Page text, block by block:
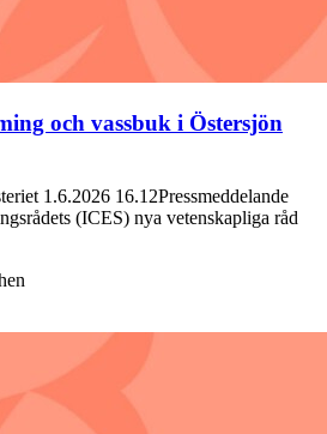
och vassbuk i Östersjön
1.6.2026 16.12Pressmeddelande
(ICES) nya vetenskapliga råd